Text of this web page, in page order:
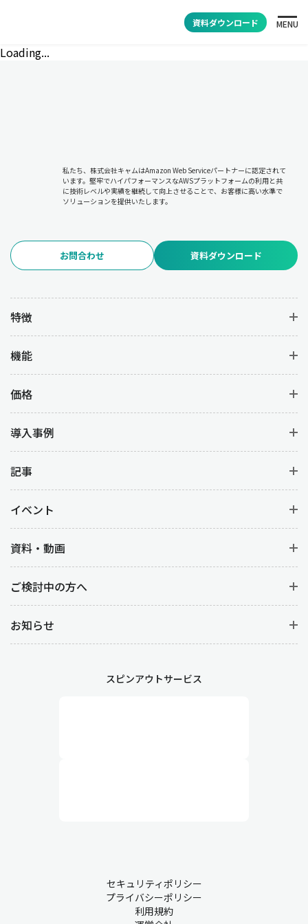
資料ダウンロード MENU
Loading...
私たち、株式会社キャムはAmazon Web Serviceパートナーに認定されて
います。堅牢でハイパフォーマンスなAWSプラットフォームの利用と共
に技術レベルや実績を継続して向上させることで、お客様に高い水準で
ソリューションを提供いたします。
お問合わせ 資料ダウンロード
特徴
機能
価格
導入事例
記事
イベント
資料・動画
ご検討中の方へ
お知らせ
スピンアウトサービス
セキュリティポリシー
プライバシーポリシー
利用規約